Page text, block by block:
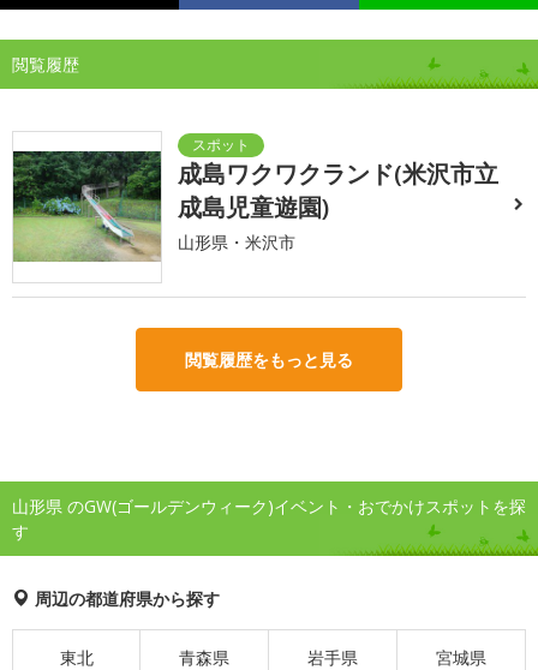
閲覧履歴
成島ワクワクランド(米沢市立
成島児童遊園)
山形県・米沢市
閲覧履歴をもっと見る
山形県 のGW(ゴールデンウィーク)イベント・おでかけスポットを探
す
周辺の都道府県から探す
東北 青森県 岩手県 宮城県